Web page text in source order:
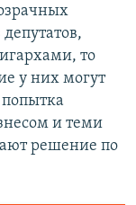
то
у них могут
попытка
и теми
решение по